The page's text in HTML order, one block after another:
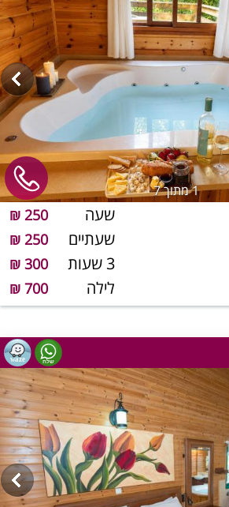
1מתוך 7
שעה 250 ₪
שעתיים 250 ₪
3 שעות 300 ₪
לילה 700 ₪